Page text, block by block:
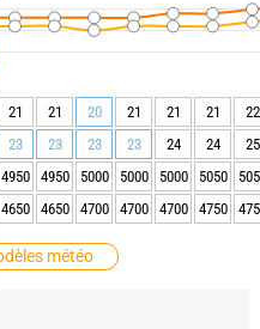
météo
21 21 20 21 21 21
22
23 23 23 23 24 24
25
4950 4950 5000 5000 5000 5050
4650 4650 4700 4700 4700 4750